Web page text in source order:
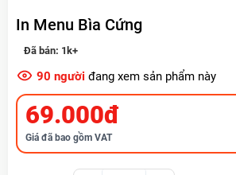
In Menu Bìa Cứng
Đã bán: 1k+
90 người đang xem sản phẩm này
69.000đ
Giá đã bao gồm VAT